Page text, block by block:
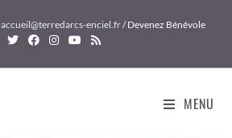
accueil@terredarcs-enciel.fr/ Devenez Bénévole
MENU